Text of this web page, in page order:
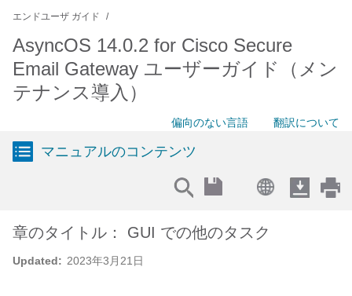
エンドユーザ ガイド
AsyncOS 14.0.2 for Cisco Secure
Email Gateway ユーザーガイド（メン
テナンス導入）
偏向のない言語 翻訳について
マニュアルのコンテンツ
Updated: 2023年3月21日
章のタイトル： GUI での他のタスク